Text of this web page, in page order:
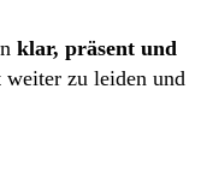
klar, präsent und
zu leiden und